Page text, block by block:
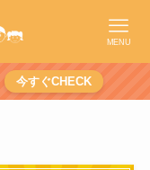
MENU
今すぐCHECK